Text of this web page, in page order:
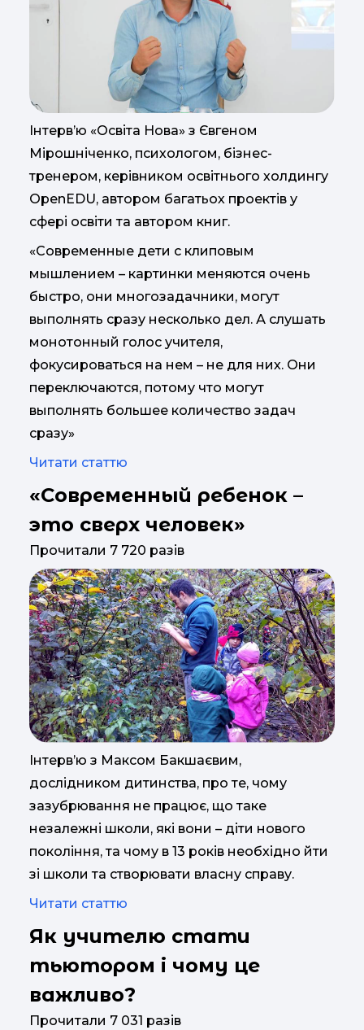
Інтерв’ю «Освіта Нова» з Євгеном
Мірошніченко, психологом, бізнес-
тренером, керівником освітнього холдингу
OpenEDU, автором багатьох проектів у
сфері освіти та автором книг.
«Современные дети с клиповым
мышлением – картинки меняются очень
быстро, они многозадачники, могут
выполнять сразу несколько дел. А слушать
монотонный голос учителя,
фокусироваться на нем – не для них. Они
переключаются, потому что могут
выполнять большее количество задач
сразу»
Читати статтю
«Современный ребенок –
это сверх человек»
Прочитали 7 720 разів
Інтерв’ю з Максом Бакшаєвим,
дослідником дитинства, про те, чому
зазубрювання не працює, що таке
незалежні школи, які вони – діти нового
покоління, та чому в 13 років необхідно йти
зі школи та створювати власну справу.
Читати статтю
Як учителю стати
тьютором і чому це
важливо?
Прочитали 7 031 разів